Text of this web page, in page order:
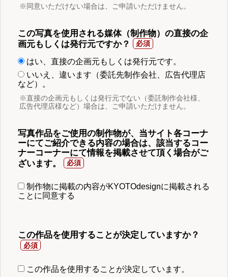
※同意いただけない場合は、ご申請いただけません。
この写真を使用される媒体（制作物）の直接の企
画元もしくは発行元ですか？
はい、直接の企画元もしくは発行元です。
いいえ、違います（委託先制作会社、広告代理店
など）。
※直接の企画元もしくは発行元でない（委託制作会社様、
広告代理店様など）場合は、ご申請いただけません。
写真作品をご使用の制作物が、当サイト各コーナ
ーにてご紹介できる内容の場合は、該当するコー
ナーコーナーにて情報を掲載させて頂く場合がご
ざいます。
制作物に掲載の内容がKYOTOdesignに掲載される
ことに同意する
この作品を使用することが決定していますか？
この作品を使用することが決定しています。